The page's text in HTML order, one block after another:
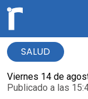
SALUD
Viernes 14 de
Publicado a las